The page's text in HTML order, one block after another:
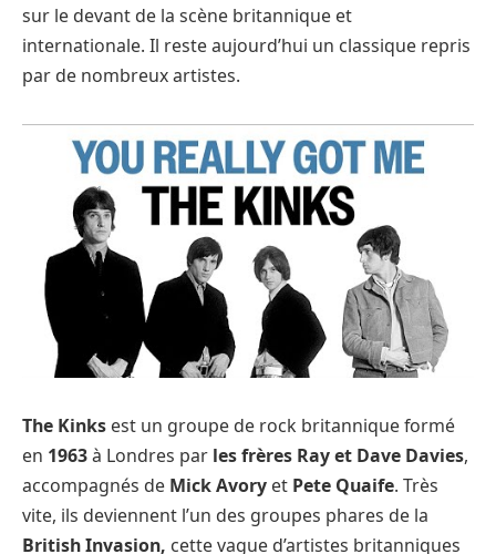
sur le devant de la scène britannique et
internationale. Il reste aujourd’hui un classique repris
par de nombreux artistes.
The Kinks est un groupe de rock britannique formé
en 1963à Londres par les frères Ray et Dave Davies,
accompagnés de Mick Avory et Pete Quaife. Très
vite, ils deviennent l’un des groupes phares de la
British Invasion, cette vague d’artistes britanniques